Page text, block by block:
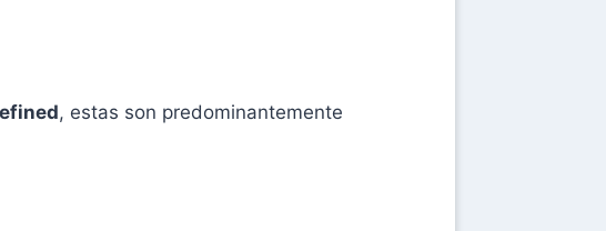
, estas son predominantemente